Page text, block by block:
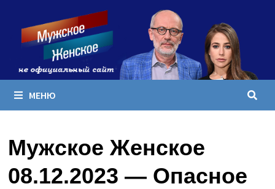
содержимому
МЕНЮ
Мужское Женское
08.12.2023 — Опасное